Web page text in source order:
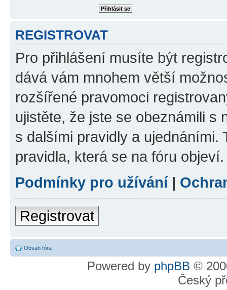
REGISTROVAT
Pro přihlášení musíte být
dává vám mnohem větší
rozšířené pravomoci
ujistěte, že jste se obeznámili s
s dalšími pravidly a ujednáními.
pravidla, která se na fóru objeví.
Podmínky pro užívání|
Registrovat
Obsah fóra
Powered by phpBB ©
Český